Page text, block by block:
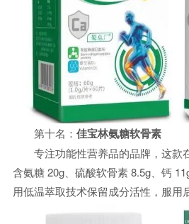
第十名： 佳宝林氨糖软骨素
专注功能性营养品的品牌，这款
含氨糖 20g、硫酸软骨素 8.5g、钙
用低温萃取技术保留成分活性，服用